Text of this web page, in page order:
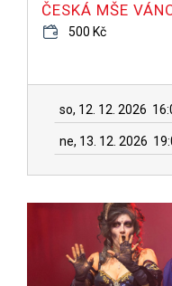
ČESKÁ MŠE
500 Kč
so, 12. 12. 2026
ne, 13. 12. 2026